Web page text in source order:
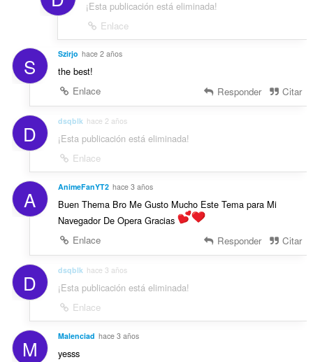
¡Esta publicación está eliminada!
Enlace
S Szirjo hace 2 años
the best!
Enlace
Responder Citar
D dsqblk hace 2 años
¡Esta publicación está eliminada!
Enlace
A AnimeFanYT2 hace 3 años
Buen Thema Bro Me Gusto Mucho Este Tema para Mi
Navegador De Opera Gracias
Enlace
Responder Citar
D dsqblk hace 3 años
¡Esta publicación está eliminada!
Enlace
M Malenciad hace 3 años
yesss